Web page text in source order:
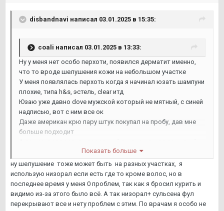
disbandnavi написал 03.01.2025 в 15:35:
coali написал 03.01.2025 в 13:33:
Ну у меня нет особо перхоти, появился дерматит именно,
что то вроде шелушения кожи на небольшом участке
У меня появлялась перхоть когда я начинал юзать шампуни
плохие, типа h&s, эстель, clear итд
Юзаю уже давно dove мужской который не мятный, с синей
надписью, вот с ним все ок
Даже американ крю пару штук покупал на пробу, дав мне
больше подходит
Показать больше
ну шелушение тоже может быть на разных участках, я
использую низорал если есть где то кроме волос, но в
последнее время у меня 0 проблем, так как я бросил курить и
видимо из-за этого было всё. А так низорал+ сульсена фул
перекрывают все и нету проблем с этим. По врачам я особо не